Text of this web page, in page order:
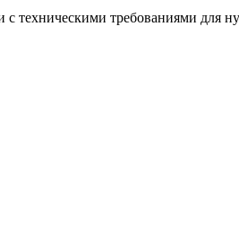
с техническими требованиями